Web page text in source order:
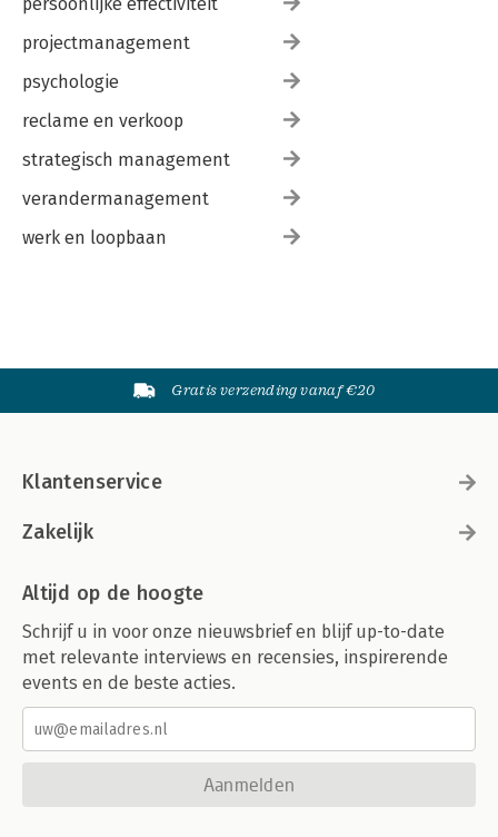
projectmanagement
psychologie
reclame en verkoop
strategisch management
verandermanagement
werk en loopbaan
Gratis verzending vanaf €20
Klantenservice
Zakelijk
Altijd op de hoogte
Schrijf u in voor onze nieuwsbrief en blijf up-to-date
met relevante interviews en recensies, inspirerende
events en de beste acties.
Aanmelden